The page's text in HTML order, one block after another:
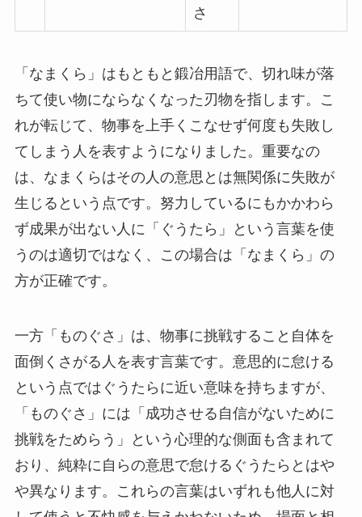
さ
「なまくら」はもともと鍛冶用語で、切れ味が落
ちて使い物にならなくなった刃物を指します。こ
れが転じて、物事を上手くこなせず何度も失敗し
てしまう人を表すようになりました。重要なの
は、なまくらはその人の意思とは無関係に失敗が
生じるという点です。努力しているにもかかわら
ず成果が出ない人に「ぐうたら」という言葉を使
うのは適切ではなく、この場合は「なまくら」の
方が正確です。
一方「ものぐさ」は、物事に挑戦すること自体を
面倒くさがる人を表す言葉です。意思的に怠ける
という点ではぐうたらに近い意味を持ちますが、
「ものぐさ」には「成功させる自信がないために
挑戦をためらう」という心理的な側面も含まれて
おり、純粋に自らの意思で怠けるぐうたらとはや
や異なります。これらの言葉はいずれも他人に対